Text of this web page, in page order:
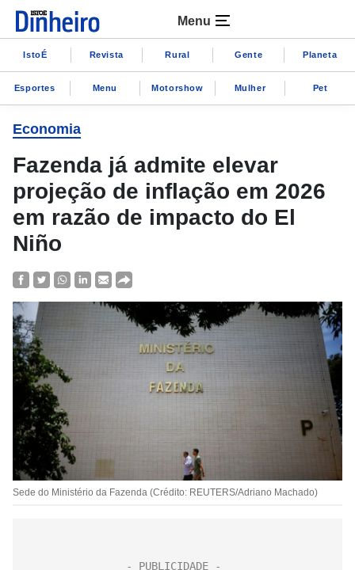
Menu
IstoÉ Revista Rural Gente Planeta
Esportes Menu Motorshow Mulher Pet
Economia
Fazenda já admite elevar
projeção de inflação em 2026
em razão de impacto do El
Niño
Sede do Ministério da Fazenda (Crédito: REUTERS/Adriano Machado)